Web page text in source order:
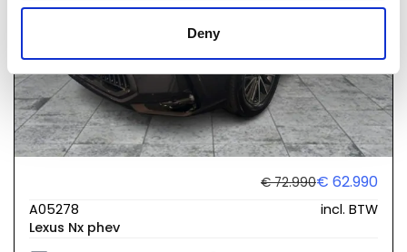
Deny
€ 72.990€ 62.990
A05278
incl. BTW
Lexus Nx phev